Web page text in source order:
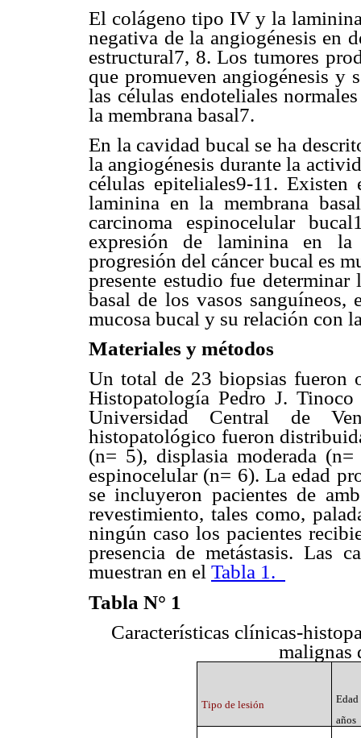
El colágeno tipo IV y la
negativa de la angiogénesis en
estructural7, 8. Los tumores
que promueven angiogénesis y
las células endoteliales
la membrana basal7.
En la cavidad bucal se ha
la angiogénesis durante la
células epiteliales9-11.
laminina en la membrana
carcinoma espinocelular
expresión de laminina en la
progresión del cáncer bucal es
presente estudio fue
basal de los vasos sanguíneos,
mucosa bucal y su relación con
Materiales y métodos
Un total de 23 biopsias fueron
Histopatología Pedro J.
Universidad Central de
histopatológico fueron
(n= 5), displasia moderada
espinocelular (n= 6). La edad
se incluyeron pacientes de
revestimiento, tales como,
ningún caso los pacientes
presencia de metástasis. Las
muestran en el Tabla 1.
Tabla N° 1
Características clínicas-
malignas
Tipo de lesión
Edad
años